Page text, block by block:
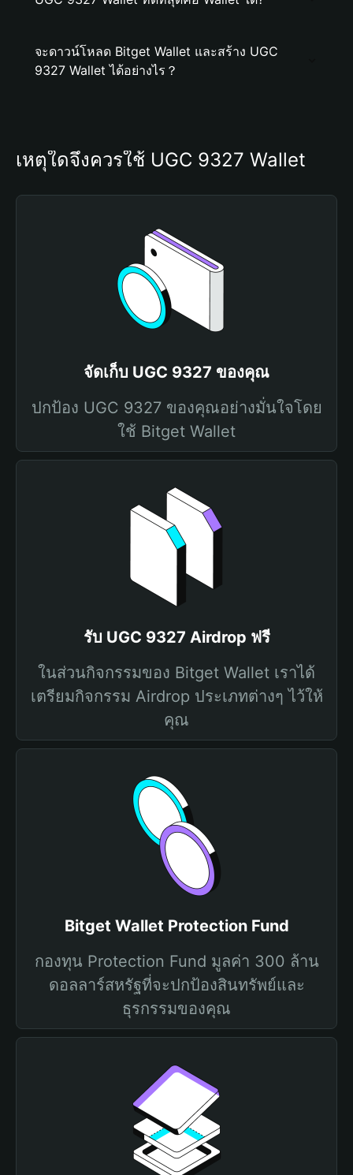
จะดาวน์โหลด Bitget Wallet และสร้าง UGC
9327 Wallet ได้อย่างไร？
เหตุใดจึงควรใช้ UGC 9327 Wallet
จัดเก็บ UGC 9327 ของคุณ
ปกป้อง UGC 9327 ของคุณอย่างมั่นใจโดย
ใช้ Bitget Wallet
รับ UGC 9327 Airdrop ฟรี
ในส่วนกิจกรรมของ Bitget Wallet เราได้
เตรียมกิจกรรม Airdrop ประเภทต่างๆ ไว้ให้
คุณ
Bitget Wallet Protection Fund
กองทุน Protection Fund มูลค่า 300 ล้าน
ดอลลาร์สหรัฐที่จะปกป้องสินทรัพย์และ
ธุรกรรมของคุณ